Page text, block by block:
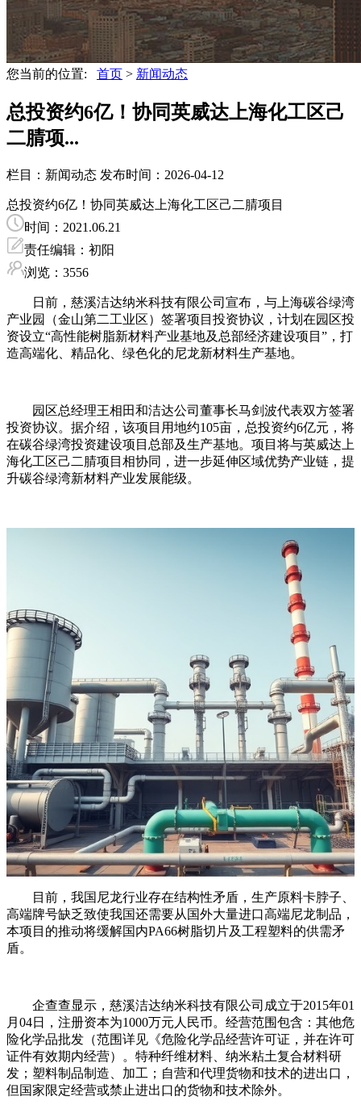
您当前的位置: 首页 > 新闻动态
总投资约6亿！协同英威达上海化工区己
二腈项...
栏目：新闻动态 发布时间：2026-04-12
总投资约6亿！协同英威达上海化工区己二腈项目
时间：2021.06.21
责任编辑：初阳
浏览：3556
日前，慈溪洁达纳米科技有限公司宣布，与上海碳谷绿湾
产业园（金山第二工业区）签署项目投资协议，计划在园区投
资设立“高性能树脂新材料产业基地及总部经济建设项目”，打
造高端化、精品化、绿色化的尼龙新材料生产基地。
园区总经理王相田和洁达公司董事长马剑波代表双方签署
投资协议。据介绍，该项目用地约105亩，总投资约6亿元，将
在碳谷绿湾投资建设项目总部及生产基地。项目将与英威达上
海化工区己二腈项目相协同，进一步延伸区域优势产业链，提
升碳谷绿湾新材料产业发展能级。
目前，我国尼龙行业存在结构性矛盾，生产原料卡脖子、
高端牌号缺乏致使我国还需要从国外大量进口高端尼龙制品，
本项目的推动将缓解国内PA66树脂切片及工程塑料的供需矛
盾。
企查查显示，慈溪洁达纳米科技有限公司成立于2015年01
月04日，注册资本为1000万元人民币。经营范围包含：其他危
险化学品批发（范围详见《危险化学品经营许可证，并在许可
证件有效期内经营）。特种纤维材料、纳米粘土复合材料研
发；塑料制品制造、加工；自营和代理货物和技术的进出口，
但国家限定经营或禁止进出口的货物和技术除外。